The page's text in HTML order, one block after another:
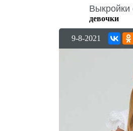
Выкройки
девочки
9-8-2021